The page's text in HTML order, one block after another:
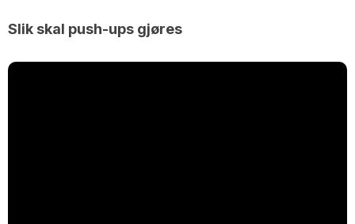
Slik skal push-ups gjøres